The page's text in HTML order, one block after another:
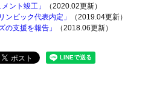
ント竣工」
（2020.02更新）
ンピック代表内定」
（2019.04更新）
の支援を報告」
（2018.06更新）